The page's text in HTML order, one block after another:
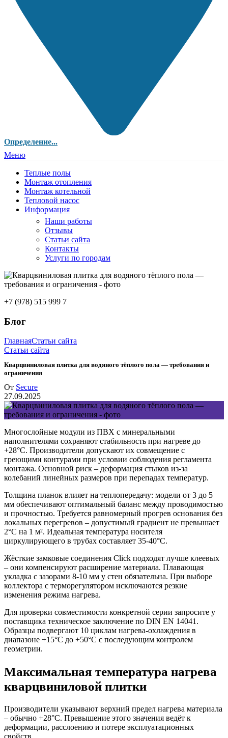
Определение...
Меню
Теплые полы
Монтаж отопления
Монтаж котельной
Тепловой насос
Информация
Наши работы
Отзывы
Статьи сайта
Контакты
Услуги по городам
+7 (978) 515 999 7
Блог
ГлавнаяСтатьи сайта
Статьи сайта
Кварцвиниловая плитка для водяного тёплого пола — требования и
ограничения
От Secure
27.09.2025
Многослойные модули из ПВХ с минеральными
наполнителями сохраняют стабильность при нагреве до
+28°C. Производители допускают их совмещение с
греющими контурами при условии соблюдения регламента
монтажа. Основной риск – деформация стыков из-за
колебаний линейных размеров при перепадах температур.
Толщина планок влияет на теплопередачу: модели от 3 до 5
мм обеспечивают оптимальный баланс между проводимостью
и прочностью. Требуется равномерный прогрев основания без
локальных перегревов – допустимый градиент не превышает
2°C на 1 м². Идеальная температура носителя
циркулирующего в трубах составляет 35-40°C.
Жёсткие замковые соединения Click подходят лучше клеевых
– они компенсируют расширение материала. Плавающая
укладка с зазорами 8-10 мм у стен обязательна. При выборе
коллектора с терморегулятором исключаются резкие
изменения режима нагрева.
Для проверки совместимости конкретной серии запросите у
поставщика техническое заключение по DIN EN 14041.
Образцы подвергают 10 циклам нагрева-охлаждения в
диапазоне +15°C до +50°C с последующим контролем
геометрии.
Максимальная температура нагрева
кварцвиниловой плитки
Производители указывают верхний предел нагрева материала
– обычно +28°C. Превышение этого значения ведёт к
деформации, расслоению и потере эксплуатационных
свойств.